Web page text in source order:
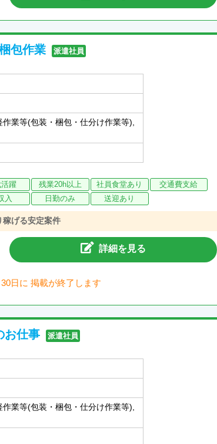
包作業 派遣社員
業等(包装・梱包・仕分け作業等),
躍 残業20h以上 社員食堂あり
交通費支給
入 日勤のみ 送迎あり
げる安定案件
詳細を見る
日に 掲載が終了します
お仕事 派遣社員
業等(包装・梱包・仕分け作業等),